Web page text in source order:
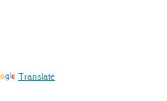
Translate